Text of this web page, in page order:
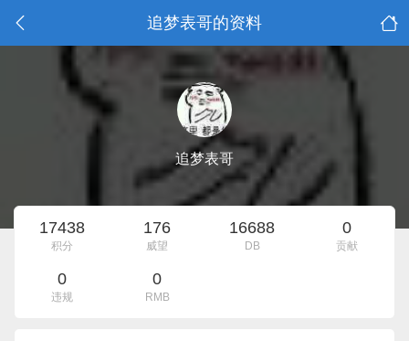
追梦表哥的资料
追梦表哥
17438
积分
176
威望
16688
DB
0
贡献
0
违规
0
RMB